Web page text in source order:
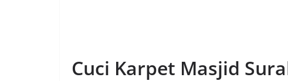
Cuci Karpet Masjid